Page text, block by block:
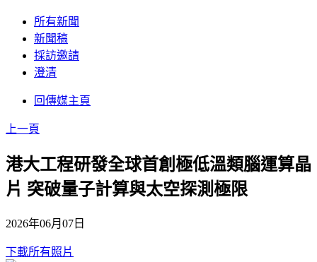
所有新聞
新聞稿
採訪邀請
澄清
回傳媒主頁
上一頁
港大工程研發全球首創極低溫類腦運算晶
片 突破量子計算與太空探測極限
2026年06月07日
下載所有照片